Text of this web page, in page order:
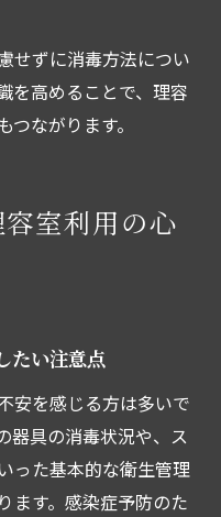
せずに消毒方法につい
を高めることで、理容
ながります。
室利用の心
たい注意点
安を感じる方は多いで
器具の消毒状況や、ス
った基本的な衛生管理
ます。感染症予防のた